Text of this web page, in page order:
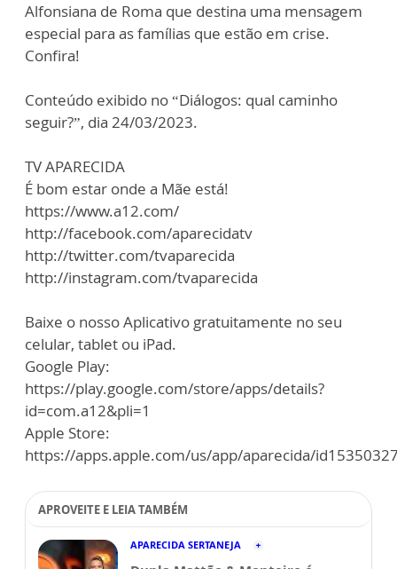
Alfonsiana de Roma que destina uma mensagem
especial para as famílias que estão em crise.
Confira!
Conteúdo exibido no “Diálogos: qual caminho
seguir?”, dia 24/03/2023.
TV APARECIDA
É bom estar onde a Mãe está!
https://www.a12.com/
http://facebook.com/aparecidatv
http://twitter.com/tvaparecida
http://instagram.com/tvaparecida
Baixe o nosso Aplicativo gratuitamente no seu
celular, tablet ou iPad.
Google Play:
https://play.google.com/store/apps/details?
id=com.a12&pli=1
Apple Store:
https://apps.apple.com/us/app/aparecida/
APROVEITE E LEIA TAMBÉM
APARECIDA SERTANEJA